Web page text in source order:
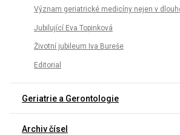
Význam geriatrické medicíny nejen v
Jubilující Eva Topinková
Životní jubileum Iva Bureše
Editorial
Geriatrie a Gerontologie
Archiv čísel